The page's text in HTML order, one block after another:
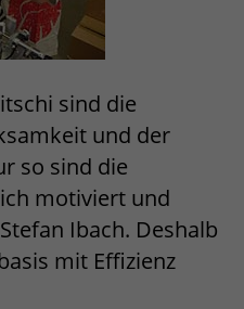
sind die
und der
so sind die
motiviert und
Ibach. Deshalb
mit Effizienz